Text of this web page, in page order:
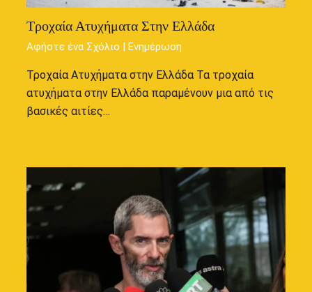
Τροχαία Ατυχήματα Στην Ελλάδα
Αφήστε ένα Σχόλιο |Ενημέρωση
Τροχαία Ατυχήματα στην Ελλάδα Τα τροχαία
ατυχήματα στην Ελλάδα παραμένουν μια από τις
βασικές αιτίες…